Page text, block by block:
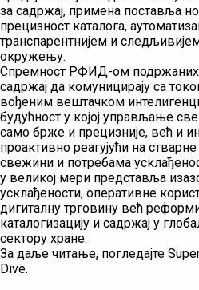
за садржај, примена поставља
прецизност каталога,
транспарентнијем и
окружењу.
Спремност РФИД-ом подржаних
садржај да комуницирају са
вођеним вештачком
будућност у којој управљање
само брже и прецизније, већ и
проактивно реагујући на
свежини и потребама
у великој мери представља
усклађености, оперативне
дигиталну трговину већ
каталогизацију и садржај у
сектору хране.
За даље читање, погледајте
Dive.